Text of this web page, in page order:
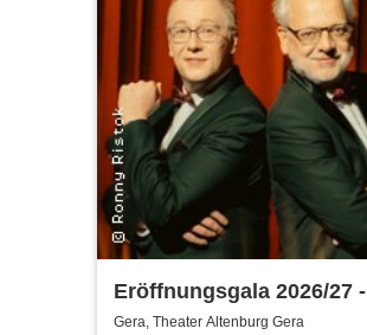
Eröffnungsgala 2026/27 -
Theater Altenburg Gera
Gera, Theater Altenburg Gera